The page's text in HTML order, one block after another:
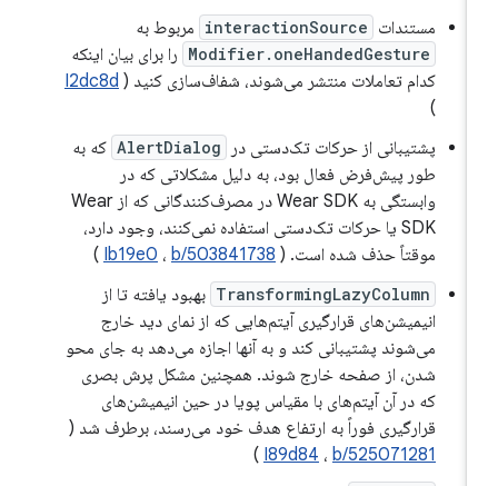
مستندات interactionSource مربوط به
Modifier.oneHandedGesture را برای بیان اینکه
کدام تعاملات منتشر می‌شوند، شفاف‌سازی کنید (I2dc8d
پشتیبانی از حرکات تک‌دستی در AlertDialog که به
طور پیش‌فرض فعال بود، به دلیل مشکلاتی که در
وابستگی به Wear SDK در مصرف‌کنندگانی که از Wear
SDK یا حرکات تک‌دستی استفاده نمی‌کنند، وجود دارد،
موقتاً حذف شده است. (
Ib19e0،b/503841738
)
TransformingLazyColumn بهبود یافته تا از
انیمیشن‌های قرارگیری آیتم‌هایی که از نمای دید خارج
می‌شوند پشتیبانی کند و به آنها اجازه می‌دهد به جای محو
شدن، از صفحه خارج شوند. همچنین مشکل پرش بصری
که در آن آیتم‌های با مقیاس پویا در حین انیمیشن‌های
قرارگیری فوراً به ارتفاع هدف خود می‌رسند، برطرف شد (
I89d84،b/525071281
)